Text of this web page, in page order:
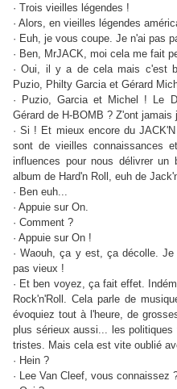
· Trois vieilles légendes !
· Alors, en vieilles légendes
· Euh, je vous coupe. Je n'ai pas
· Ben, MrJACK, moi cela me fait
· Oui, il y a de cela mais c'est
Puzio, Philty Garcia et Gérard
· Puzio, Garcia et Michel ! Le
Gérard de H-BOMB ? Z'ont jamais
· Si ! Et mieux encore du
sont de vieilles connaissances
influences pour nous délivrer
album de Hard'n Roll, euh de
· Ben euh...
· Appuie sur On.
· Comment ?
· Appuie sur On !
· Waouh, ça y est, ça décolle.
pas vieux !
· Et ben voyez, ça fait effet.
Rock'n'Roll. Cela parle de
évoquiez tout à l'heure, de
plus sérieux aussi... les
tristes. Mais cela est vite oublié
· Hein ?
· Lee Van Cleef, vous connaissez